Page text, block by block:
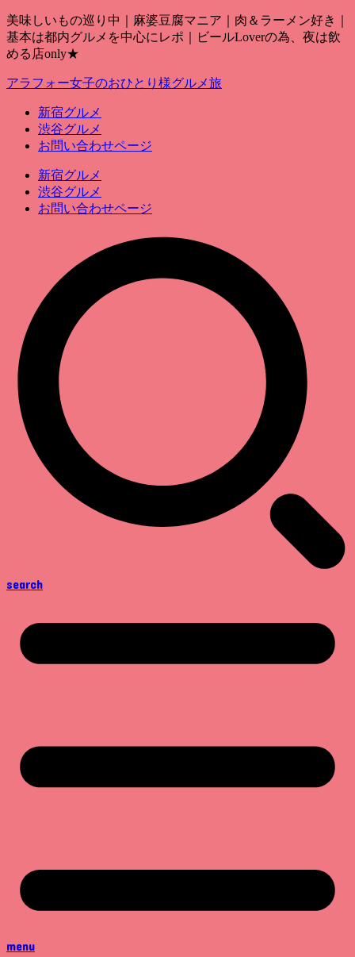
美味しいもの巡り中｜麻婆豆腐マニア｜肉＆ラーメン好き｜
基本は都内グルメを中心にレポ｜ビールLoverの為、夜は飲
める店only★
アラフォー女子のおひとり様グルメ旅
新宿グルメ
渋谷グルメ
お問い合わせページ
新宿グルメ
渋谷グルメ
お問い合わせページ
search
menu